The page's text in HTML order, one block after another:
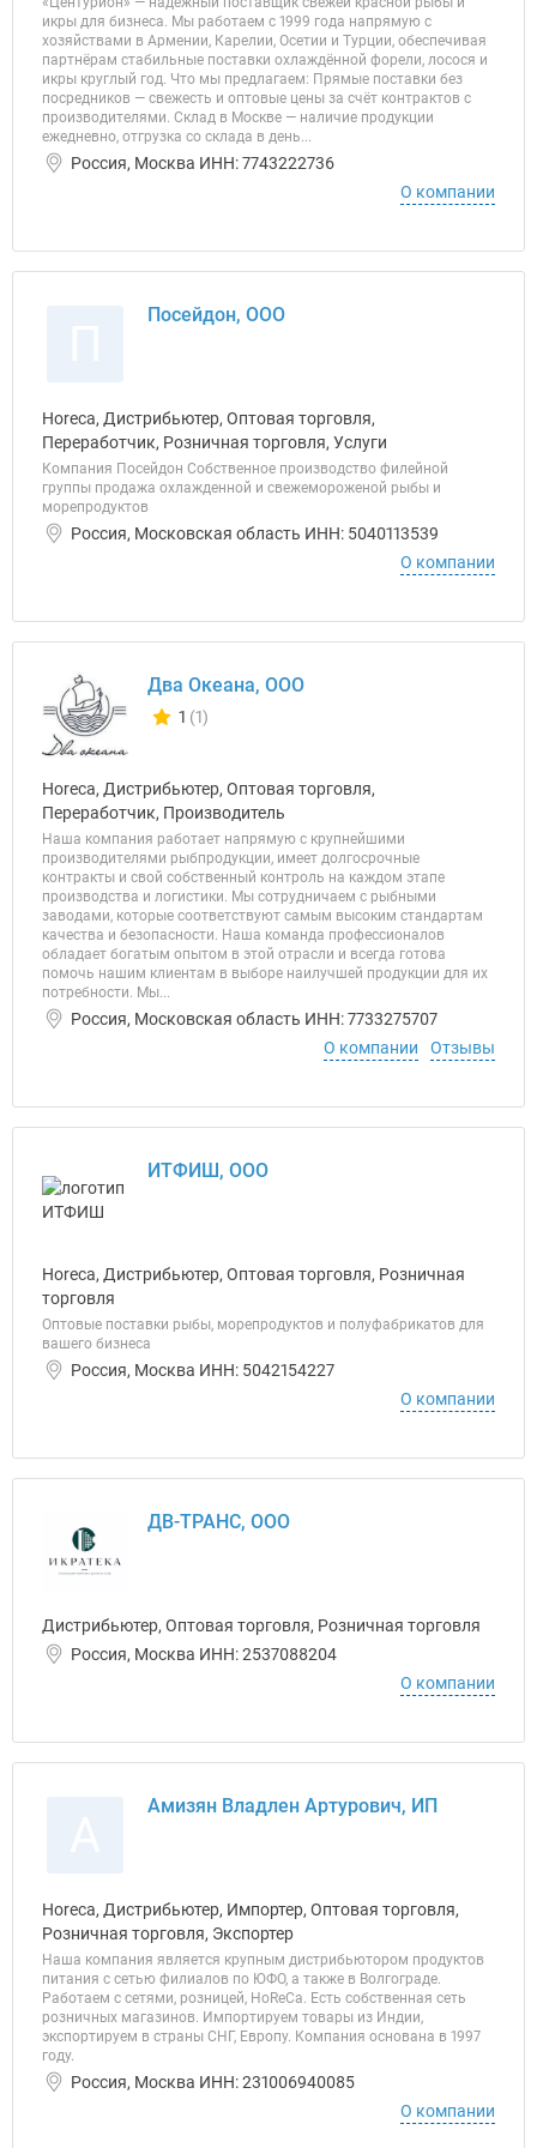
икры для бизнеса. Мы работаем с 1999 года напрямую с
хозяйствами в Армении, Карелии, Осетии и Турции, обеспечивая
партнёрам стабильные поставки охлаждённой форели, лосося и
икры круглый год. Что мы предлагаем: Прямые поставки без
посредников — свежесть и оптовые цены за счёт контрактов с
производителями. Склад в Москве — наличие продукции
ежедневно, отгрузка со склада в день...
Россия, Москва ИНН: 7743222736
О компании
Посейдон, ООО
Horeca, Дистрибьютер, Оптовая торговля,
Переработчик, Розничная торговля, Услуги
Компания Посейдон Собственное производство филейной
группы продажа охлажденной и свежемороженой рыбы и
морепродуктов
Россия, Московская область ИНН: 5040113539
О компании
Два Океана, ООО
Количество отзывов у компании всего и сегодня
1 (1)
Horeca, Дистрибьютер, Оптовая торговля,
Переработчик, Производитель
Наша компания работает напрямую с крупнейшими
производителями рыбпродукции, имеет долгосрочные
контракты и свой собственный контроль на каждом этапе
производства и логистики. Мы сотрудничаем с рыбными
заводами, которые соответствуют самым высоким стандартам
качества и безопасности. Наша команда профессионалов
обладает богатым опытом в этой отрасли и всегда готова
помочь нашим клиентам в выборе наилучшей продукции для их
потребности. Мы...
Россия, Московская область ИНН: 7733275707
О компании
Отзывы
ИТФИШ, ООО
Horeca, Дистрибьютер, Оптовая торговля, Розничная
торговля
Оптовые поставки рыбы, морепродуктов и полуфабрикатов для
вашего бизнеса
Россия, Москва ИНН: 5042154227
О компании
ДВ-ТРАНС, ООО
Дистрибьютер, Оптовая торговля, Розничная торговля
Россия, Москва ИНН: 2537088204
О компании
Амизян Владлен Артурович, ИП
Horeca, Дистрибьютер, Импортер, Оптовая торговля,
Розничная торговля, Экспортер
Наша компания является крупным дистрибьютором продуктов
питания с сетью филиалов по ЮФО, а также в Волгограде.
Работаем с сетями, розницей, HoReCa. Есть собственная сеть
розничных магазинов. Импортируем товары из Индии,
экспортируем в страны СНГ, Европу. Компания основана в 1997
году.
Россия, Москва ИНН: 231006940085
О компании